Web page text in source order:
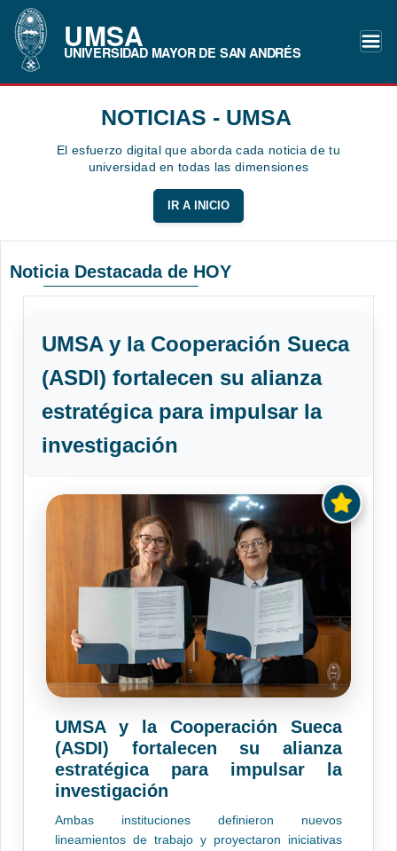
UMSA
UNIVERSIDAD MAYOR DE SAN ANDRÉS
NOTICIAS - UMSA
El esfuerzo digital que aborda cada noticia de tu
universidad en todas las dimensiones
IR A INICIO
Noticia Destacada de HOY
UMSA y la Cooperación Sueca
(ASDI) fortalecen su alianza
estratégica para impulsar la
investigación
UMSA y la Cooperación Sueca
(ASDI) fortalecen su alianza
estratégica para impulsar la
investigación
Ambas instituciones definieron nuevos
lineamientos de trabajo y proyectaron iniciativas